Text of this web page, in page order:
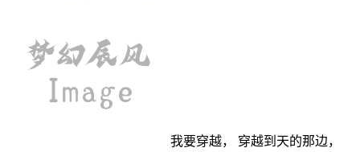
我要穿越， 穿越到天的那边，